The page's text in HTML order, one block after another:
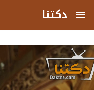
دكتنا